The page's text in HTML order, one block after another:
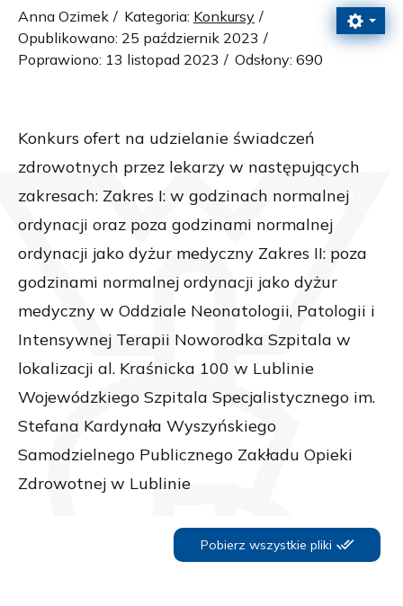
Anna Ozimek Kategoria: Konkursy
Opublikowano: 25 październik 2023
Poprawiono: 13 listopad 2023
Odsłony: 690
Konkurs ofert na udzielanie świadczeń
zdrowotnych przez lekarzy w następujących
zakresach: Zakres I: w godzinach normalnej
ordynacji oraz poza godzinami normalnej
ordynacji jako dyżur medyczny Zakres II: poza
godzinami normalnej ordynacji jako dyżur
medyczny w Oddziale Neonatologii, Patologii i
Intensywnej Terapii Noworodka Szpitala w
lokalizacji al. Kraśnicka 100 w Lublinie
Wojewódzkiego Szpitala Specjalistycznego im.
Stefana Kardynała Wyszyńskiego
Samodzielnego Publicznego Zakładu Opieki
Zdrowotnej w Lublinie
Pobierz wszystkie pliki